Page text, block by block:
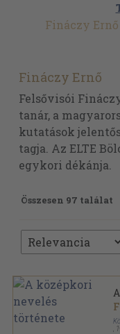
Fináczy
Fináczy Ernő
Felsővisói
tanár, a
kutatások
tagja. Az ELTE
egykori dékánja.
Összesen 97 találat